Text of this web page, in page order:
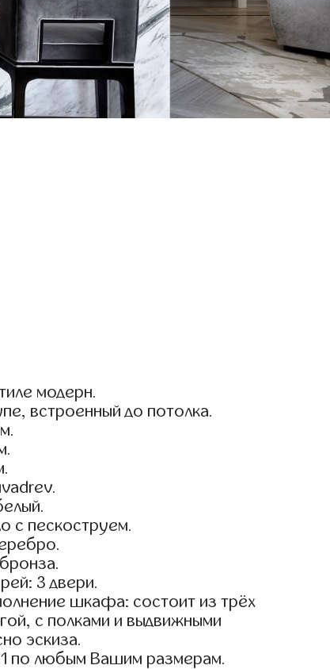
модерн.
встроенный до потолка.
с пескоструем.
3 двери.
шкафа: состоит из трёх
с полками и выдвижными
эскиза.
по любым Вашим размерам.